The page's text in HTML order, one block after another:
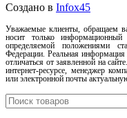
Создано в Infox45
Уважаемые клиенты, обращаем
носит только
определяемой положениями
Федерации. Реальная информация
отличаться от заявленной на
интернет-ресурсе, менеджер
или электронной почты